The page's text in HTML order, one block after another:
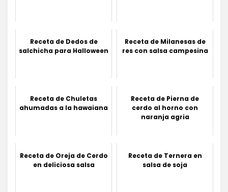
Receta de Dedos de
salchicha para Halloween
Receta de Milanesas de
res con salsa campesina
Receta de Chuletas
ahumadas a la hawaiana
Receta de Pierna de
cerdo al horno con
naranja agria
Receta de Oreja de Cerdo
en deliciosa salsa
Receta de Ternera en
salsa de soja